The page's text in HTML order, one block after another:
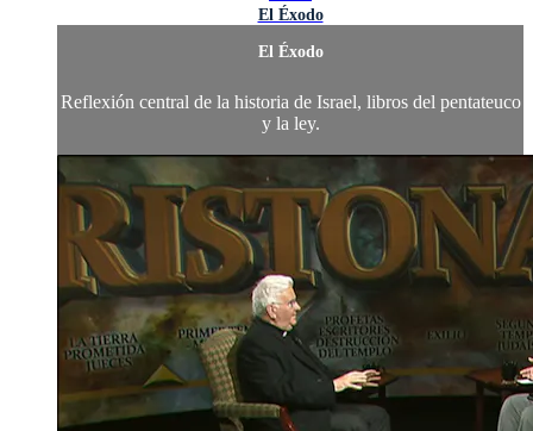
El Éxodo
El Éxodo
Reflexión central de la historia de Israel, libros del pentateuco
y la ley.